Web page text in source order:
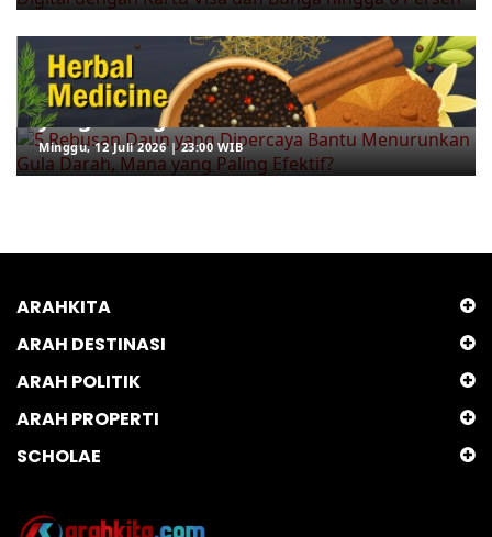
5 Rebusan Daun yang Dipercaya
Bantu Menurunkan Gula Darah, Mana
yang Paling Efektif?
Minggu, 12 Juli 2026 | 23:00 WIB
ARAHKITA
ARAH DESTINASI
ARAH POLITIK
ARAH PROPERTI
SCHOLAE